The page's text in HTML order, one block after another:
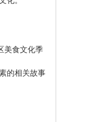
美食文化季
的相关故事